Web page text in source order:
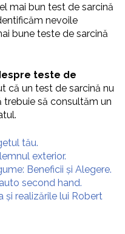
mai bun test de sarcină
nevoile
bune teste de sarcină
teste de
că un test de sarcină nu
trebuie să consultăm un
tău.
exterior.
Beneficii și Alegere.
second hand.
și realizările lui Robert